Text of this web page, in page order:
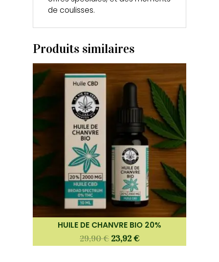
de coulisses.
Produits similaires
HUILE DE CHANVRE BIO 20%
29,90€ 23,92€